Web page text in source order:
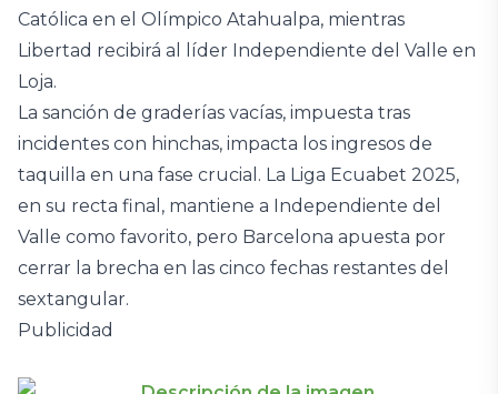
Católica en el Olímpico Atahualpa, mientras
Libertad recibirá al líder Independiente del Valle en
Loja.
La sanción de graderías vacías, impuesta tras
incidentes con hinchas, impacta los ingresos de
taquilla en una fase crucial. La Liga Ecuabet 2025,
en su recta final, mantiene a Independiente del
Valle como favorito, pero Barcelona apuesta por
cerrar la brecha en las cinco fechas restantes del
sextangular.
Publicidad